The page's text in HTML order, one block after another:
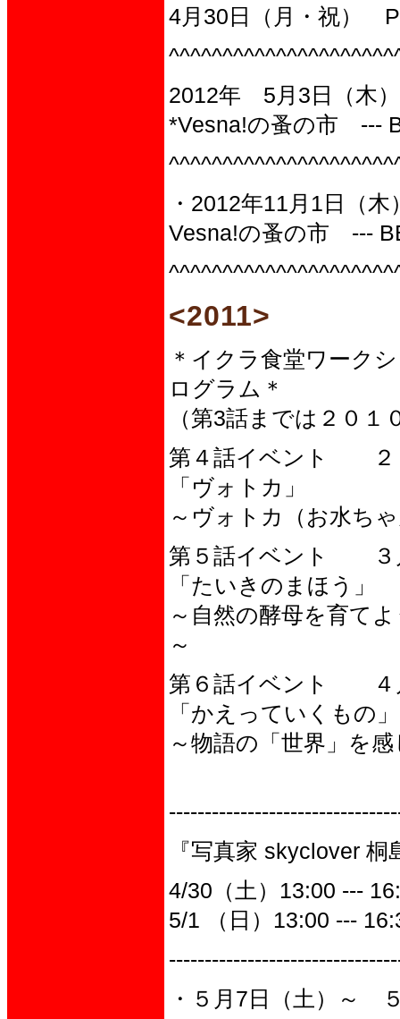
4月30日（月・祝）
2012年 5月3日（木
*Vesna!の蚤の市 ---
・2012年11月1日（
Vesna!の蚤の市 ---
<2011>
＊イクラ食堂ワーク
ログラム＊
（第3話までは２０１
第４話イベント ２
「ヴォトカ」
～ヴォトカ（お水ち
第５話イベント ３
「たいきのまほう」
～自然の酵母を育て
～
第６話イベント ４
「かえっていくもの」
～物語の「世界」を
『写真家 skyclover
4/30（土）13:00 ---
5/1 （日）13:00 ---
・５月7日（土）～